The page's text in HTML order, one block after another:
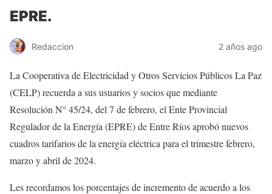
EPRE.
Redaccion 2 años ago
La Cooperativa de Electricidad y Otros Servicios Públicos La Paz
(CELP) recuerda a sus usuarios y socios que mediante
Resolución N° 45/24, del 7 de febrero, el Ente Provincial
Regulador de la Energía (EPRE) de Entre Ríos aprobó nuevos
cuadros tarifarios de la energía eléctrica para el trimestre febrero,
marzo y abril de 2024.
Les recordamos los porcentajes de incremento de acuerdo a los